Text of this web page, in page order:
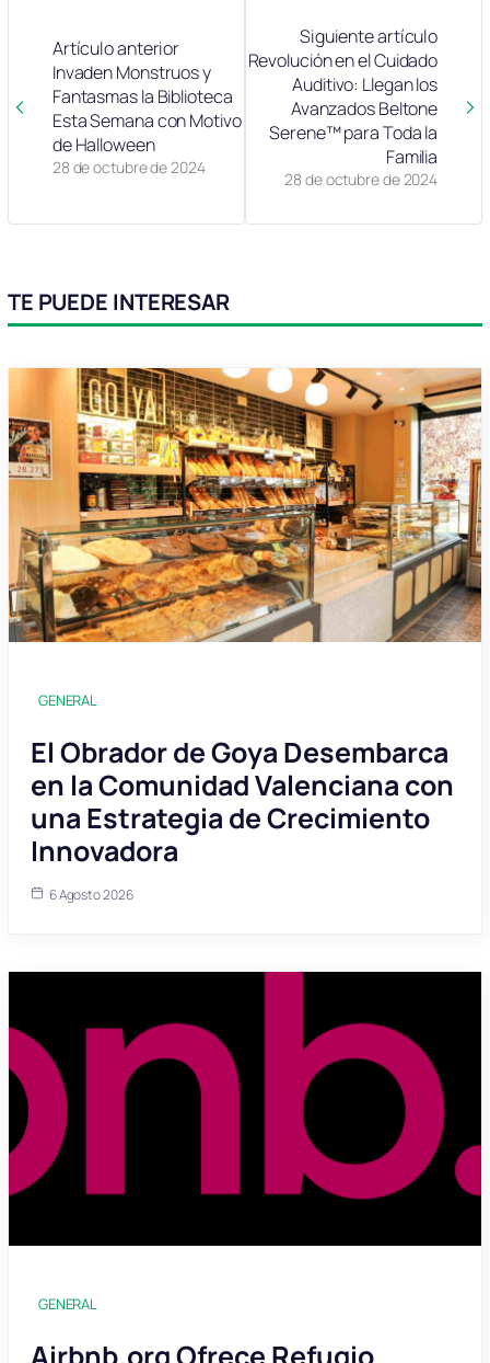
Artículo anterior
28 de octubre de 2024
Invaden Monstruos y
Fantasmas la Biblioteca
Esta Semana con Motivo
de Halloween
Siguiente artículo
28 de octubre de 2024
Revolución en el Cuidado
Auditivo: Llegan los
Avanzados Beltone
Serene™ para Toda la
Familia
TE PUEDE INTERESAR
GENERAL
El Obrador de Goya Desembarca
en la Comunidad Valenciana con
una Estrategia de Crecimiento
Innovadora
6 Agosto 2026
GENERAL